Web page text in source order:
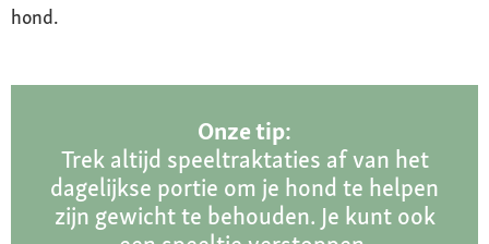
hond.
Onze tip:
Trek altijd speeltraktaties af van het
dagelijkse portie om je hond te helpen
zijn gewicht te behouden. Je kunt ook